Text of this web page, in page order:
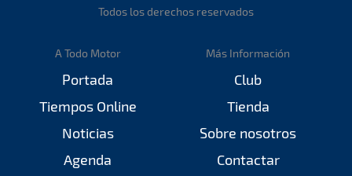
Todos los derechos reservados
A Todo Motor
Portada
Tiempos Online
Noticias
Agenda
Más Información
Club
Tienda
Sobre nosotros
Contactar